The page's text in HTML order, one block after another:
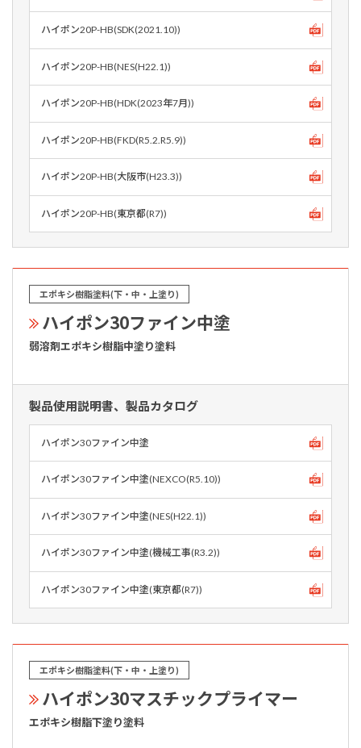
ハイポン20P-HB(SDK(2021.10))
ハイポン20P-HB(NES(H22.1))
ハイポン20P-HB(HDK(2023年7月))
ハイポン20P-HB(FKD(R5.2.R5.9))
ハイポン20P-HB(大阪市(H23.3))
ハイポン20P-HB(東京都(R7))
エポキシ樹脂塗料(下・中・上塗り)
ハイポン30ファイン中塗
弱溶剤エポキシ樹脂中塗り塗料
製品使用説明書、製品カタログ
ハイポン30ファイン中塗
ハイポン30ファイン中塗(NEXCO(R5.10))
ハイポン30ファイン中塗(NES(H22.1))
ハイポン30ファイン中塗(機械工事(R3.2))
ハイポン30ファイン中塗(東京都(R7))
エポキシ樹脂塗料(下・中・上塗り)
ハイポン30マスチックプライマー
エポキシ樹脂下塗り塗料